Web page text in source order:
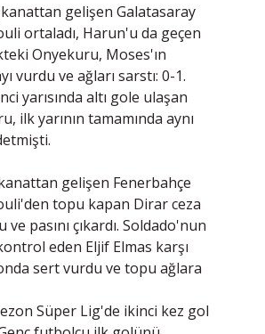
kanattan gelişen Galatasaray
ortaladı, Harun'u da geçen
Onyekuru, Moses'ın
vurdu ve ağları sarstı: 0-1.
yarısında altı gole ulaşan
ilk yarının tamamında aynı
gelişen Fenerbahçe
topu kapan Dirar ceza
pasını çıkardı. Soldado'nun
eden Eljif Elmas karşı
sert vurdu ve topu ağlara
Süper Lig'de ikinci kez gol